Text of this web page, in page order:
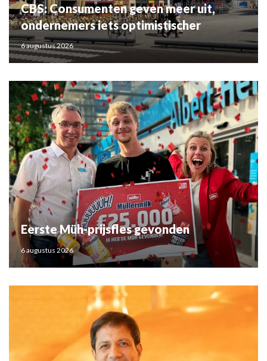
CBS: Consumenten geven meer uit,
ondernemers iets optimistischer
6 augustus 2026
Eerste Müh-prijsfles gevonden
6 augustus 2026